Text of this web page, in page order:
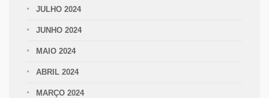
JULHO 2024
JUNHO 2024
MAIO 2024
ABRIL 2024
MARÇO 2024